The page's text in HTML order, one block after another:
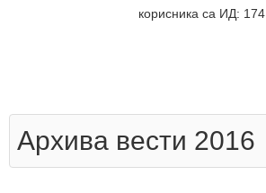
корисника са ИД: 174
Архива вести 2016